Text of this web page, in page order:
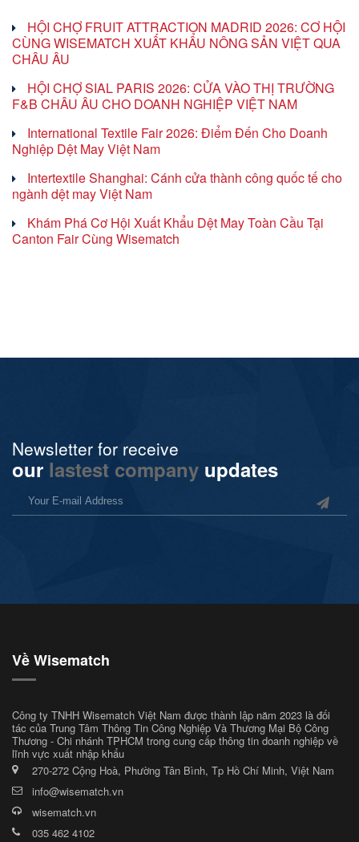
HỘI CHỢ FRUIT ATTRACTION MADRID 2026: CƠ HỘI
CÙNG WISEMATCH XUẤT KHẨU NÔNG SẢN VIỆT QUA
CHÂU ÂU
HỘI CHỢ SIAL PARIS 2026: CỬA VÀO THỊ TRƯỜNG
F&B CHÂU ÂU CHO DOANH NGHIỆP VIỆT NAM
International Textile Fair 2026: Điểm Đến Cho Doanh
Nghiệp Dệt May Việt Nam
Intertextile Shanghai: Cánh cửa thành công quốc tế cho
ngành dệt may Việt Nam
Khám Phá Cơ Hội Xuất Khẩu Dệt May Toàn Cầu Tại
Canton Fair Cùng Wisematch
Newsletter for receive
our lastest company updates
Về Wisematch
Công ty TNHH Wisematch Việt Nam được thành lập năm 2023 là đối
tác của Trung Tâm Thông Tin Công Nghiệp Và Thương Mại Bộ Công
Thương - Chi nhánh TPHCM trong cung cấp thông tin doanh nghiệp về
lĩnh vực xuất nhập khẩu
270-272 Cộng Hoà, Phường Tân Bình, Tp Hồ Chí Minh, Việt Nam
info@wisematch.vn
wisematch.vn
035 462 4102